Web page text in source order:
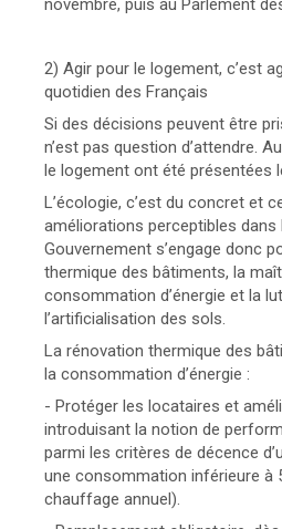
novembre, puis au Parlement
2) Agir pour le logement, c’est
quotidien des Français
Si des décisions peuvent être
n’est pas question d’attendre.
le logement ont été présentées
L’écologie, c’est du concret et
améliorations perceptibles dans
Gouvernement s’engage donc
thermique des bâtiments, la
consommation d’énergie et la
l’artificialisation des sols.
La rénovation thermique des
la consommation d’énergie :
- Protéger les locataires et
introduisant la notion de
parmi les critères de décence
une consommation inférieure à
chauffage annuel).